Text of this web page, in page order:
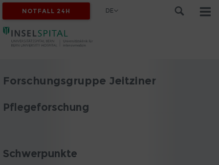
NOTFALL 24H DE
Forschungsgruppe Jeitziner
Pflegeforschung
Schwerpunkte